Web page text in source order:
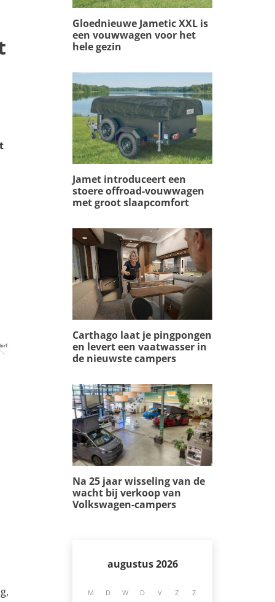
Gloednieuwe Jametic XXL is
een vouwwagen voor het
hele gezin
Jamet introduceert een
stoere offroad-vouwwagen
met groot slaapcomfort
Carthago laat je pingpongen
en levert een vaatwasser in
de nieuwste campers
Na 25 jaar wisseling van de
wacht bij verkoop van
Volkswagen-campers
augustus 2026
M D W D V Z Z